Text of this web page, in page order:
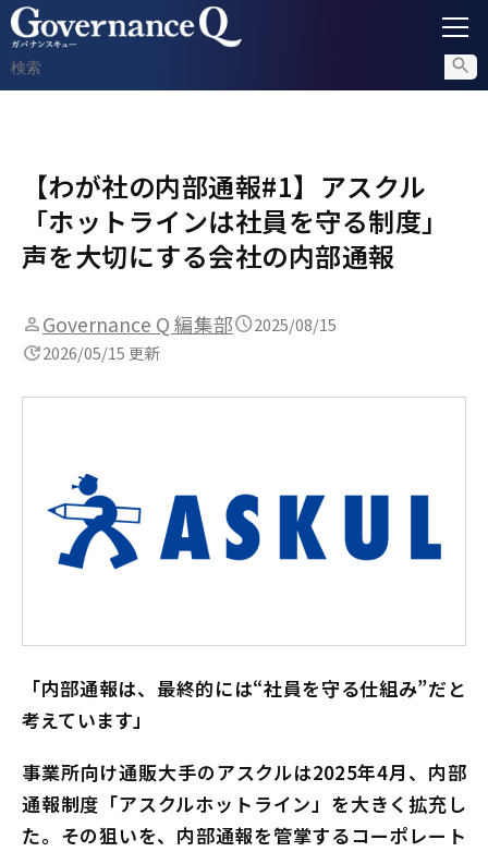
内部通報
コンプライアンス調査
不正対策
セミナー情報
【わが社の内部通報#1】アスクル
「ホットラインは社員を守る制度」
声を大切にする会社の内部通報
Governance Q 編集部
2025/08/15
2026/05/15 更新
「内部通報は、最終的には“社員を守る仕組み”だと
考えています」
事業所向け通販大手のアスクルは2025年4月、内部
通報制度「アスクルホットライン」を大きく拡充し
た。その狙いを、内部通報を管掌するコーポレート